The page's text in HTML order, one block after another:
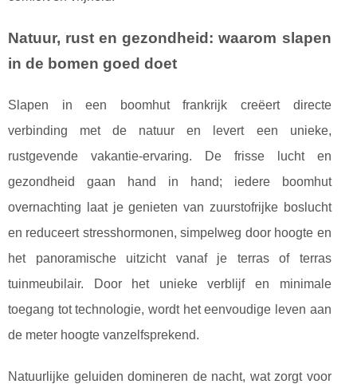
Natuur, rust en gezondheid: waarom slapen
in de bomen goed doet
Slapen in een boomhut frankrijk creëert directe
verbinding met de natuur en levert een unieke,
rustgevende vakantie-ervaring. De frisse lucht en
gezondheid gaan hand in hand; iedere boomhut
overnachting laat je genieten van zuurstofrijke boslucht
en reduceert stresshormonen, simpelweg door hoogte en
het panoramische uitzicht vanaf je terras of terras
tuinmeubilair. Door het unieke verblijf en minimale
toegang tot technologie, wordt het eenvoudige leven aan
de meter hoogte vanzelfsprekend.
Natuurlijke geluiden domineren de nacht, wat zorgt voor